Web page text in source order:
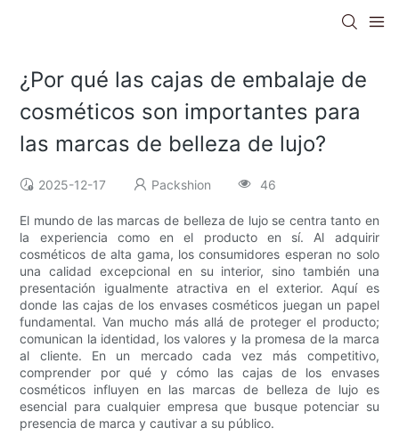
¿Por qué las cajas de embalaje de
cosméticos son importantes para
las marcas de belleza de lujo?
2025-12-17 Packshion 46
El mundo de las marcas de belleza de lujo se centra tanto en
la experiencia como en el producto en sí. Al adquirir
cosméticos de alta gama, los consumidores esperan no solo
una calidad excepcional en su interior, sino también una
presentación igualmente atractiva en el exterior. Aquí es
donde las cajas de los envases cosméticos juegan un papel
fundamental. Van mucho más allá de proteger el producto;
comunican la identidad, los valores y la promesa de la marca
al cliente. En un mercado cada vez más competitivo,
comprender por qué y cómo las cajas de los envases
cosméticos influyen en las marcas de belleza de lujo es
esencial para cualquier empresa que busque potenciar su
presencia de marca y cautivar a su público.